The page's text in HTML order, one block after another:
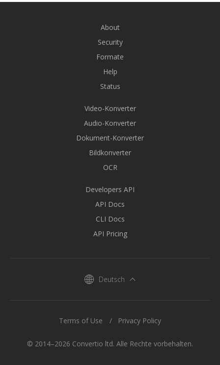
About
Security
Formate
Help
Status
Video-Konverter
Audio-Konverter
Dokument-Konverter
Bildkonverter
OCR
Developers API
API Docs
CLI Docs
API Pricing
Deutsch
© 2014–2026 Convertio ltd. Alle Rechte vorbehalten.
Terms of Use Privacy Policy